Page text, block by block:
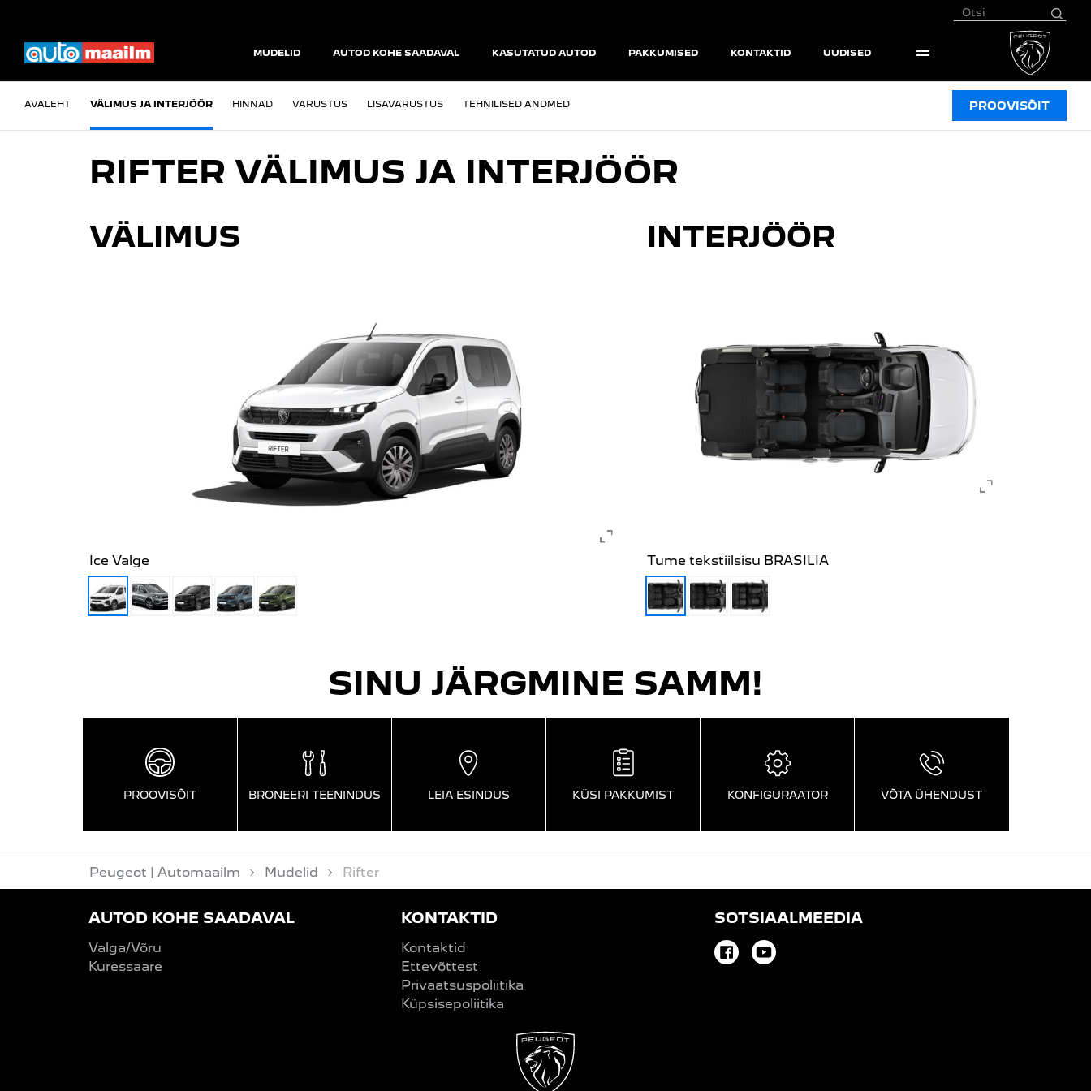
MUDELID AUTOD KOHE SAADAVAL KASUTATUD AUTOD PAKKUMISED KONTAKTID UUDISED
AVALEHT VÄLIMUS JA INTERJÖÖR HINNAD VARUSTUS LISAVARUSTUS TEHNILISED ANDMED PROOVISÕIT
RIFTER VÄLIMUS JA INTERJÖÖR
VÄLIMUS
Ice Valge
INTERJÖÖR
Tume tekstiilsisu BRASILIA
SINU JÄRGMINE SAMM!
PROOVISÕIT BRONEERI TEENINDUS LEIA ESINDUS KÜSI PAKKUMIST KONFIGURAATOR VÕTA ÜHENDUST
Peugeot | Automaailm Mudelid Rifter
AUTOD KOHE SAADAVAL
Valga/Võru
Kuressaare
KONTAKTID
Kontaktid
Ettevõttest
Privaatsuspoliitika
Küpsisepoliitika
SOTSIAALMEEDIA
Facebook
Youtube